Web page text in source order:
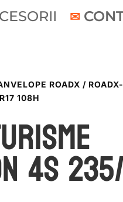
ROADX /
108H
4S